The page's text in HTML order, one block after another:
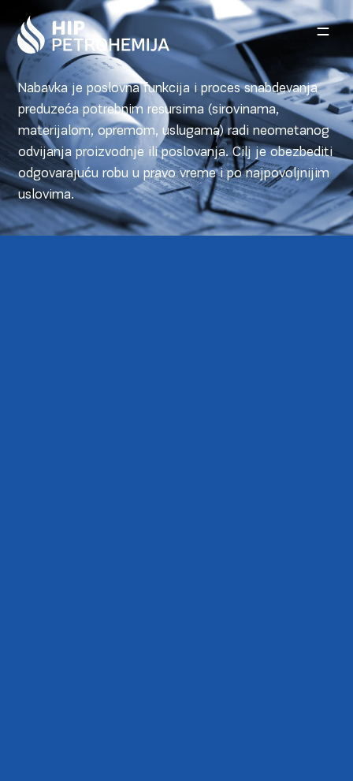
Skip to content
Nabavka je poslovna funkcija i proces snabdevanja
preduzeća potrebnim resursima (sirovinama,
materijalom, opremom, uslugama) radi neometanog
odvijanja proizvodnje ili poslovanja. Cilj je obezbediti
odgovarajuću robu u pravo vreme i po najpovoljnijim
uslovima.